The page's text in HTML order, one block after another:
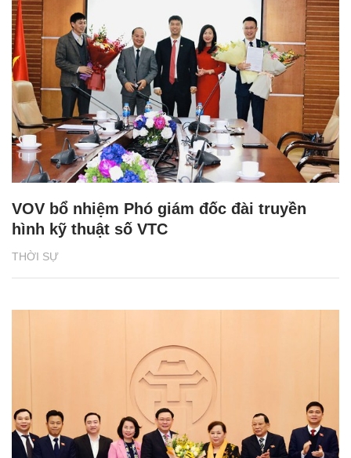
THỜI SỰ
VOV bổ nhiệm Phó giám đốc đài truyền
hình kỹ thuật số VTC